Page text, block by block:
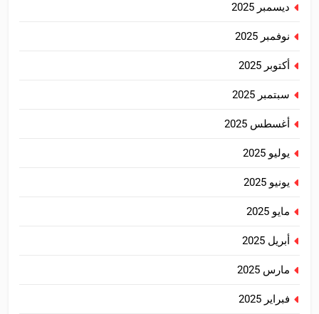
ديسمبر 2025
نوفمبر 2025
أكتوبر 2025
سبتمبر 2025
أغسطس 2025
يوليو 2025
يونيو 2025
مايو 2025
أبريل 2025
مارس 2025
فبراير 2025